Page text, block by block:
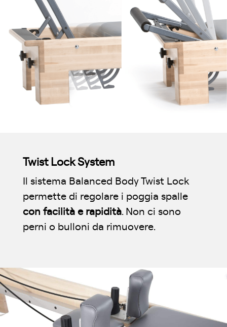
Twist Lock System
Il sistema Balanced Body Twist Lock
permette di regolare i poggia spalle
con facilità e rapidità. Non ci sono
perni o bulloni da rimuovere.